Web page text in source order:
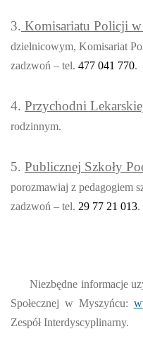
3. Komisariatu Policji
dzielnicowym, Komisariat
zadzwoń – tel. 477 041 770.
4. Przychodni
rodzinnym.
5. Publicznej Szkoły
porozmawiaj z pedagogiem
zadzwoń – tel. 29 77 21 013.
Niezbędne informacje
Społecznej w Myszyńcu:
Zespół Interdyscyplinarny.